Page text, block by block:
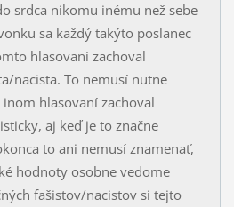
srdca nikomu iné­mu než sebe
sa každý takýto poslanec
hlasovaní zachoval
nacista. To nemusí nutne
hlasovaní zachoval
aj keď je to znač­ne
to ani nemusí znamenať,
hodnoty osobne vedome
fašistov/nacistov si tejto